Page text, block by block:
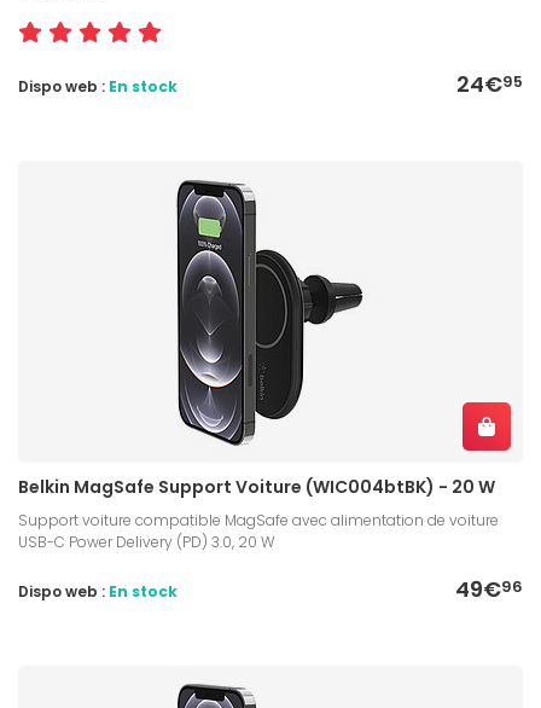
24€95
Dispo web : En stock
Belkin MagSafe Support Voiture (WIC004btBK) - 20 W
Support voiture compatible MagSafe avec alimentation de voiture
USB-C Power Delivery (PD) 3.0, 20 W
49€96
Dispo web : En stock